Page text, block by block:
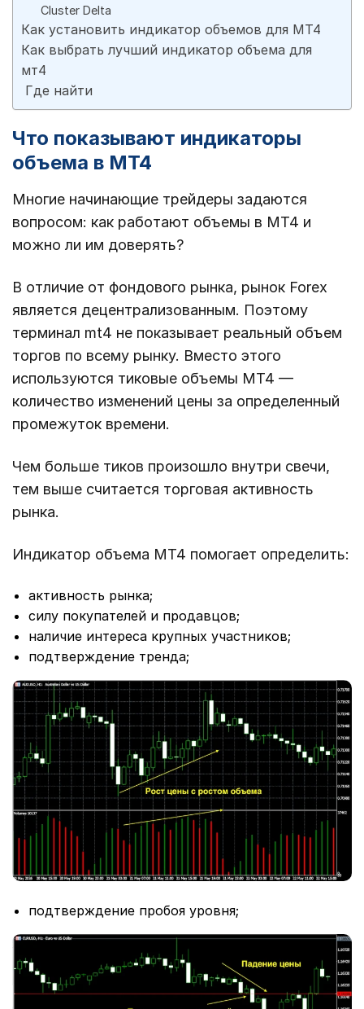
Cluster Delta
Как установить индикатор объемов для МТ4
Как выбрать лучший индикатор объема для
мт4
Где найти
Что показывают индикаторы
объема в MT4
Многие начинающие трейдеры задаются
вопросом: как работают объемы в MT4 и
можно ли им доверять?
В отличие от фондового рынка, рынок Forex
является децентрализованным. Поэтому
терминал mt4 не показывает реальный объем
торгов по всему рынку. Вместо этого
используются тиковые объемы MT4 —
количество изменений цены за определенный
промежуток времени.
Чем больше тиков произошло внутри свечи,
тем выше считается торговая активность
рынка.
Индикатор объема MT4 помогает определить:
активность рынка;
силу покупателей и продавцов;
наличие интереса крупных участников;
подтверждение тренда;
подтверждение пробоя уровня;